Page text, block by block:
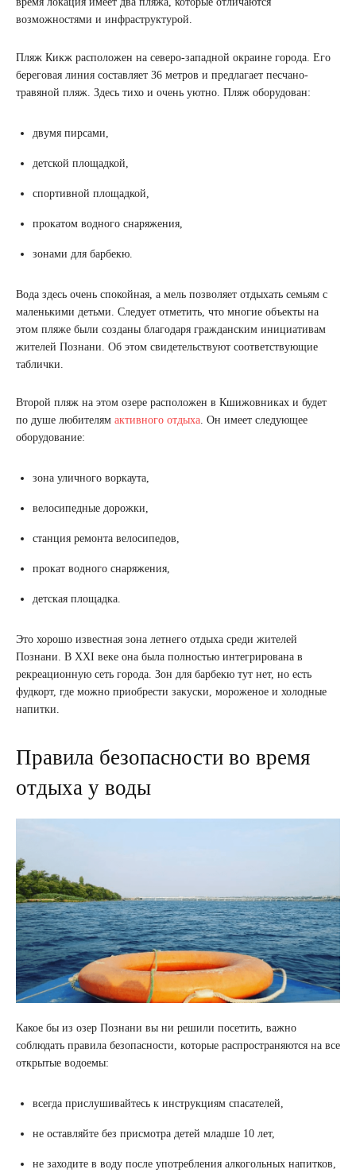
возможностями и инфраструктурой.
Пляж Кикж расположен на северо-западной окраине города. Его
береговая линия составляет 36 метров и предлагает песчано-
травяной пляж. Здесь тихо и очень уютно. Пляж оборудован:
двумя пирсами,
детской площадкой,
спортивной площадкой,
прокатом водного снаряжения,
зонами для барбекю.
Вода здесь очень спокойная, а мель позволяет отдыхать семьям с
маленькими детьми. Следует отметить, что многие объекты на
этом пляже были созданы благодаря гражданским инициативам
жителей Познани. Об этом свидетельствуют соответствующие
таблички.
Второй пляж на этом озере расположен в Кшижовниках и будет
по душе любителям активного отдыха. Он имеет следующее
оборудование:
зона уличного воркаута,
велосипедные дорожки,
станция ремонта велосипедов,
прокат водного снаряжения,
детская площадка.
Это хорошо известная зона летнего отдыха среди жителей
Познани. В XXI веке она была полностью интегрирована в
рекреационную сеть города. Зон для барбекю тут нет, но есть
фудкорт, где можно приобрести закуски, мороженое и холодные
напитки.
Правила безопасности во время
отдыха у воды
Какое бы из озер Познани вы ни решили посетить, важно
соблюдать правила безопасности, которые распространяются на все
открытые водоемы:
всегда прислушивайтесь к инструкциям спасателей,
не оставляйте без присмотра детей младше 10 лет,
не заходите в воду после употребления алкогольных напитков,